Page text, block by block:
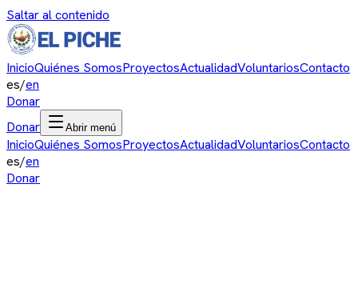
Saltar al contenido
InicioQuiénes SomosProyectosActualidadVoluntariosContacto
es/en
Donar
Donar
Abrir menú
InicioQuiénes SomosProyectosActualidadVoluntariosContacto
es/en
Donar